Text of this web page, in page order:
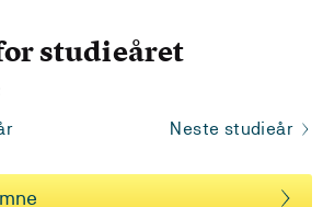
studieåret
Neste studieår